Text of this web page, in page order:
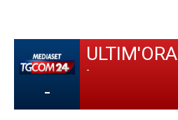
-
ULTIM'ORA
-